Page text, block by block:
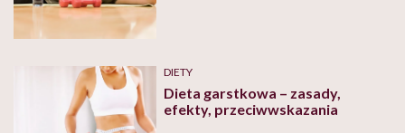
DIETY
Dieta garstkowa – zasady,
efekty, przeciwwskazania